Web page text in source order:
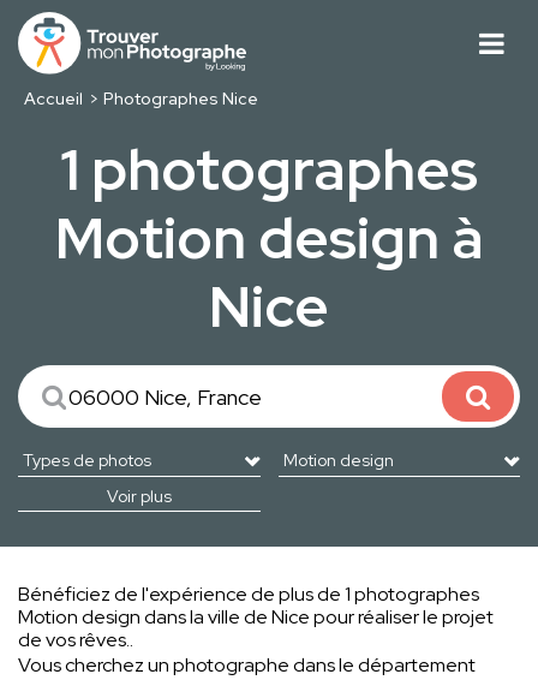
Accueil Photographes Nice
1 photographes
Motion design à
Nice
Voir plus
Bénéficiez de l'expérience de plus de 1 photographes
Motion design dans la ville de Nice pour réaliser le projet
de vos rêves..
Vous cherchez un photographe dans le département